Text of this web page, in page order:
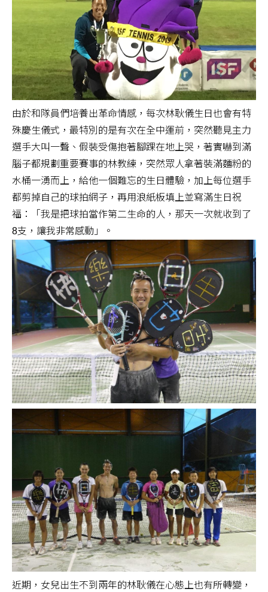
由於和隊員們培養出革命情感，每次林耿儀生日也會有特
殊慶生儀式，最特別的是有次在全中運前，突然聽見主力
選手大叫一聲、假裝受傷抱著腳踝在地上哭，著實嚇到滿
腦子都規劃重要賽事的林教練，突然眾人拿著裝滿麵粉的
水桶一湧而上，給他一個難忘的生日體驗，加上每位選手
都剪掉自己的球拍網子，再用浪紙板填上並寫滿生日祝
福：「我是把球拍當作第二生命的人，那天一次就收到了
8支，讓我非常感動」。
近期，女兒出生不到兩年的林耿儀在心態上也有所轉變，